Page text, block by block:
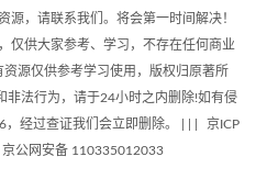
，请联系我们。将会第一时间解决！
供大家参考、学习，不存在任何商业
源仅供参考学习使用，版权归原著所
非法行为，请于24小时之内删除!如有侵
经过查证我们会立即删除。 | |
京ICP
京公网安备 110335012033